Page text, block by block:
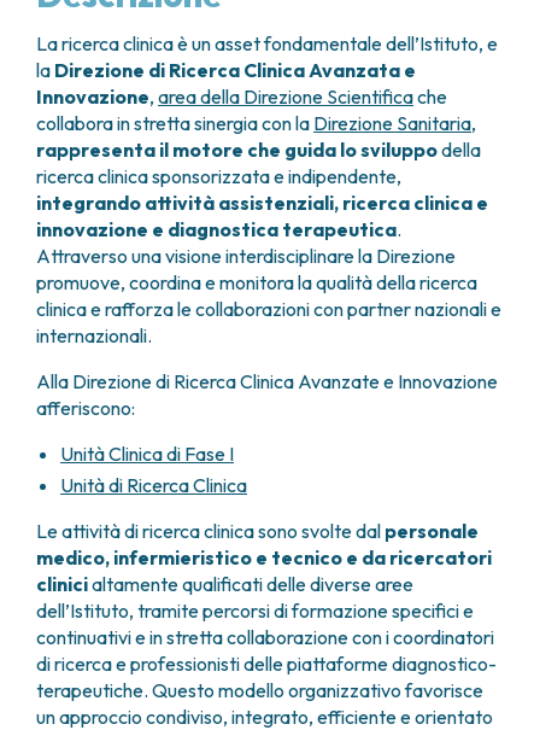
TUMORI TIROIDE E GHIANDOLE ENDOCRINE
APPARATO GENITALE-RIPRODUTTIVO
ENDOMETRIOSI
FIBROMI UTERINI
TUMORE CERVICE UTERINA
TUMORI ENDOMETRIO
TUMORI MAMMELLA
TUMORI OVAIO
TUMORI PROSTATA
TUMORI TESTICOLO
TUMORI VULVA
TUMORI DI PELLE, SANGUE E TESSUTI
LEUCEMIE ACUTE
LINFOMI
MESOTELIOMI
METASTASI DEL SISTEMA NERVOSO CENTRALE
MIELOMI
NEOPLASIE MIELODISPLASTICHE
NEOPLASIE MIELOPROLIFERATIVE CRONICHE
SARCOMI E TUMORI RARI
TUMORI OSSEI
AREE CHIRURGICHE
ANESTESIA E RIANIMAZIONE
BREAST UNIT
CENTRO PER I TUMORI DELL’OVAIO
CHIRURGIA ONCOLOGICA
CHIRURGIA PLASTICA RICOSTRUTTIVA
CHIRURGIA TORACICA ONCOLOGICA
CHIRURGIA DEI TUMORI DELLA PELLE
CHIRURGIA UROLOGICA
CHIRURGIA SENOLOGICA
GASTROENTEROLOGIA ED ENDOSCOPIA
DIGESTIVA
GINECOLOGIA ONCOLOGICA E TUMORI
EREDITARI
DIAGNOSTICA E SERVIZI
ANATOMIA PATOLOGICA
FARMACIA
FISICA SANITARIA
LABORATORIO ANALISI
MEDICINA NUCLEARE
RADIODIAGNOSTICA
RADIOTERAPIA
COME RAGGIUNGERCI
OSPITALITÀ SOLIDALE
ASSISTENTE SOCIALE
CANDIOLO CARES
I VOLONTARI
DOCUMENTI UTILI
LISTE D’ATTESA
TECHNOLOGY TRANSFER OFFICE (TTO)
LABORATORI
GENOMICS CENTRE
PROGETTI INTERNAZIONALI
PROGETTI NAZIONALI
RICERCA ONCOLOGICA
SOSTIENI LA RICERCA
NEWS
SOSTIENI LA RICERCA PRENOTA
La ricerca clinica è un asset fondamentale dell’Istituto, e
la Direzione di Ricerca Clinica Avanzata e
Innovazione, area della Direzione Scientificache
collabora in stretta sinergia con la Direzione Sanitaria,
rappresenta il motore che guida lo sviluppodella
ricerca clinica sponsorizzata e indipendente,
integrando attività assistenziali, ricerca clinica e
innovazione e diagnostica terapeutica.
Attraverso una visione interdisciplinare la Direzione
promuove, coordina e monitora la qualità della ricerca
clinica e rafforza le collaborazioni con partner nazionali e
internazionali.
Alla Direzione di Ricerca Clinica Avanzate e Innovazione
afferiscono:
Unità Clinica di Fase I
Unità di Ricerca Clinica
Le attività di ricerca clinica sono svolte dal personale
medico, infermieristico e tecnico e da ricercatori
clinicialtamente qualificati delle diverse aree
dell’Istituto, tramite percorsi di formazione specifici e
continuativi e in stretta collaborazione con i coordinatori
di ricerca e professionisti delle piattaforme diagnostico-
terapeutiche. Questo modello organizzativo favorisce
un approccio condiviso, integrato, efficiente e orientato